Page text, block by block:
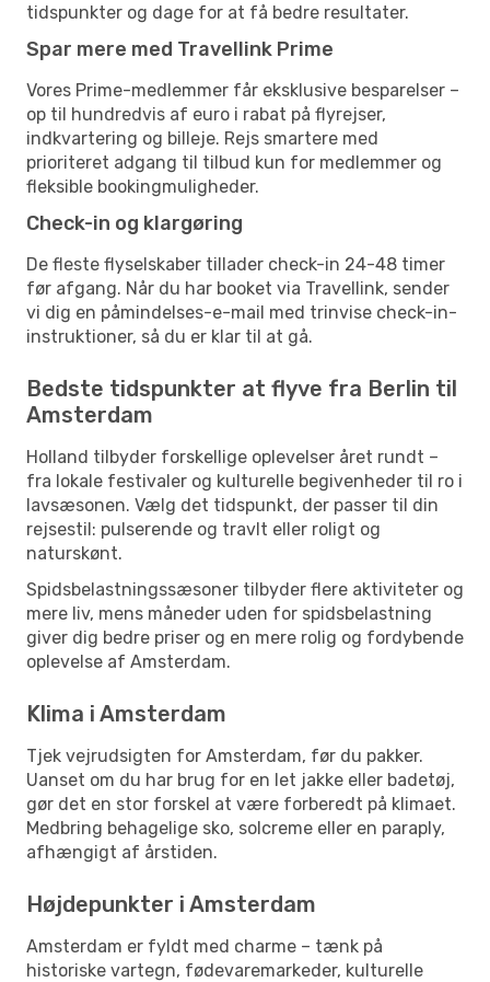
tidspunkter og dage for at få bedre resultater.
Spar mere med Travellink Prime
Vores Prime-medlemmer får eksklusive besparelser –
op til hundredvis af euro i rabat på flyrejser,
indkvartering og billeje. Rejs smartere med
prioriteret adgang til tilbud kun for medlemmer og
fleksible bookingmuligheder.
Check-in og klargøring
De fleste flyselskaber tillader check-in 24-48 timer
før afgang. Når du har booket via Travellink, sender
vi dig en påmindelses-e-mail med trinvise check-in-
instruktioner, så du er klar til at gå.
Bedste tidspunkter at flyve fra Berlin til
Amsterdam
Holland tilbyder forskellige oplevelser året rundt –
fra lokale festivaler og kulturelle begivenheder til ro i
lavsæsonen. Vælg det tidspunkt, der passer til din
rejsestil: pulserende og travlt eller roligt og
naturskønt.
Spidsbelastningssæsoner tilbyder flere aktiviteter og
mere liv, mens måneder uden for spidsbelastning
giver dig bedre priser og en mere rolig og fordybende
oplevelse af Amsterdam.
Klima i Amsterdam
Tjek vejrudsigten for Amsterdam, før du pakker.
Uanset om du har brug for en let jakke eller badetøj,
gør det en stor forskel at være forberedt på klimaet.
Medbring behagelige sko, solcreme eller en paraply,
afhængigt af årstiden.
Højdepunkter i Amsterdam
Amsterdam er fyldt med charme – tænk på
historiske vartegn, fødevaremarkeder, kulturelle